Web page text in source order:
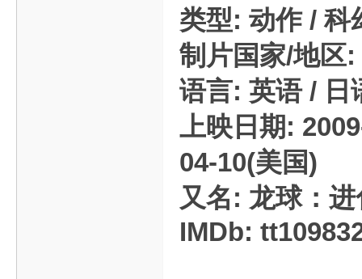
类型: 动作 / 科
制片国家/地区
语言: 英语 / 日
上映日期:
04-10(美国)
又名: 龙球：
IMDb: